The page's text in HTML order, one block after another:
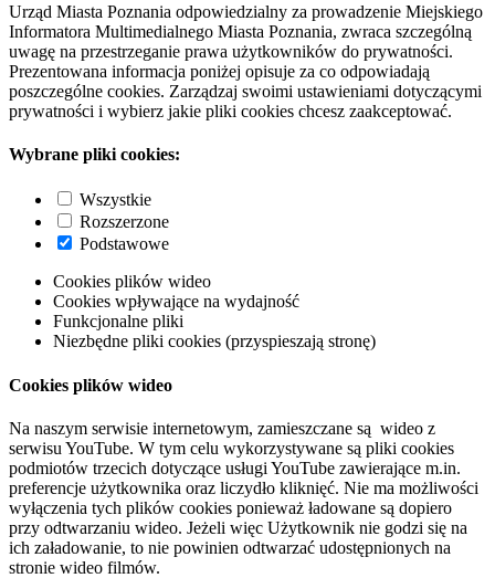
Urząd Miasta Poznania odpowiedzialny za prowadzenie Miejskiego
Informatora Multimedialnego Miasta Poznania, zwraca szczególną
uwagę na przestrzeganie prawa użytkowników do prywatności.
Prezentowana informacja poniżej opisuje za co odpowiadają
poszczególne cookies. Zarządzaj swoimi ustawieniami dotyczącymi
prywatności i wybierz jakie pliki cookies chcesz zaakceptować.
Wybrane pliki cookies:
Wszystkie
Rozszerzone
Podstawowe
Cookies plików wideo
Cookies wpływające na wydajność
Funkcjonalne pliki
Niezbędne pliki cookies (przyspieszają stronę)
Cookies plików wideo
Na naszym serwisie internetowym, zamieszczane są wideo z
serwisu YouTube. W tym celu wykorzystywane są pliki cookies
podmiotów trzecich dotyczące usługi YouTube zawierające m.in.
preferencje użytkownika oraz liczydło kliknięć. Nie ma możliwości
wyłączenia tych plików cookies ponieważ ładowane są dopiero
przy odtwarzaniu wideo. Jeżeli więc Użytkownik nie godzi się na
ich załadowanie, to nie powinien odtwarzać udostępnionych na
stronie wideo filmów.